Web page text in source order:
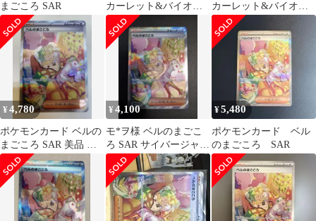
まごころ SAR
カーレット&バイオレ
ット 拡張パック サイバ
ージャッ…
カーレット&バイオレ
ット 拡張パック サイバ
ージャッ…
¥4,780
ポケモンカード ベルの
まごころ SAR 美品 即
日
¥4,100
モ*ヲ様 ベルのまごこ
ろ SAR サイバージャッ
ジ 097/071
¥5,480
ポケモンカード ベル
のまごころ SAR